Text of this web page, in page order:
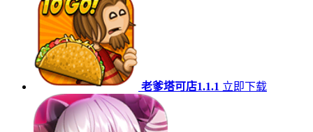
老爹塔可店1.1.1 立即下载